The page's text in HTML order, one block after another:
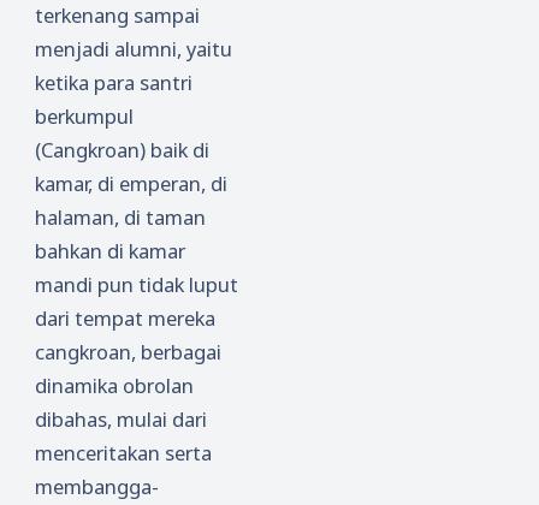
terkenang sampai
menjadi alumni, yaitu
ketika para santri
berkumpul
(Cangkroan) baik di
kamar, di emperan, di
halaman, di taman
bahkan di kamar
mandi pun tidak luput
dari tempat mereka
cangkroan, berbagai
dinamika obrolan
dibahas, mulai dari
menceritakan serta
membangga-